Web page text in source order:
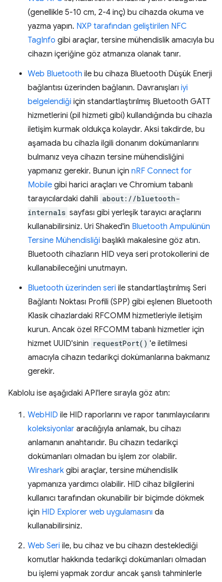
(genellikle 5-10 cm, 2-4 inç) bu cihazda okuma ve
yazma yapın. NXP tarafından geliştirilen NFC
TagInfo gibi araçlar, tersine mühendislik amacıyla bu
cihazın içeriğine göz atmanıza olanak tanır.
Web Bluetooth ile bu cihaza Bluetooth Düşük Enerji
bağlantısı üzerinden bağlanın. Davranışları iyi
belgelendiği için standartlaştırılmış Bluetooth GATT
hizmetlerini (pil hizmeti gibi) kullandığında bu cihazla
iletişim kurmak oldukça kolaydır. Aksi takdirde, bu
aşamada bu cihazla ilgili donanım dokümanlarını
bulmanız veya cihazın tersine mühendisliğini
yapmanız gerekir. Bunun için nRF Connect for
Mobile gibi harici araçları ve Chromium tabanlı
tarayıcılardaki dahili about://bluetooth-
internals sayfası gibi yerleşik tarayıcı araçlarını
kullanabilirsiniz. Uri Shaked'in Bluetooth Ampulünün
Tersine Mühendisliği başlıklı makalesine göz atın.
Bluetooth cihazların HID veya seri protokollerini de
kullanabileceğini unutmayın.
Bluetooth üzerinden seri ile standartlaştırılmış Seri
Bağlantı Noktası Profili (SPP) gibi eşlenen Bluetooth
Klasik cihazlardaki RFCOMM hizmetleriyle iletişim
kurun. Ancak özel RFCOMM tabanlı hizmetler için
hizmet UUID'sinin requestPort() 'e iletilmesi
amacıyla cihazın tedarikçi dokümanlarına bakmanız
gerekir.
Kablolu ise aşağıdaki API'lere sırayla göz atın:
WebHID ile HID raporlarını ve rapor tanımlayıcılarını
koleksiyonlar aracılığıyla anlamak, bu cihazı
anlamanın anahtarıdır. Bu cihazın tedarikçi
dokümanları olmadan bu işlem zor olabilir.
Wireshark gibi araçlar, tersine mühendislik
yapmanıza yardımcı olabilir. HID cihaz bilgilerini
kullanıcı tarafından okunabilir bir biçimde dökmek
için HID Explorer web uygulamasını da
kullanabilirsiniz.
Web Seri ile, bu cihaz ve bu cihazın desteklediği
komutlar hakkında tedarikçi dokümanları olmadan
bu işlemi yapmak zordur ancak şanslı tahminlerle